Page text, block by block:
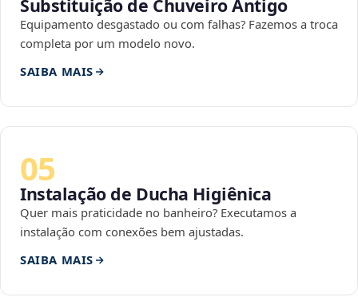
Substituição de Chuveiro Antigo
Equipamento desgastado ou com falhas? Fazemos a troca
completa por um modelo novo.
SAIBA MAIS
05
Instalação de Ducha Higiênica
Quer mais praticidade no banheiro? Executamos a
instalação com conexões bem ajustadas.
SAIBA MAIS